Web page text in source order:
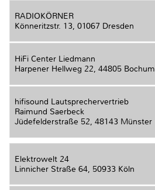
RADIOKÖRNER
Könneritzstr. 13, 01067 Dresden
HiFi Center Liedmann
Harpener Hellweg 22, 44805 Bochum
hifisound Lautsprechervertrieb
Raimund Saerbeck
Jüdefelderstraße 52, 48143 Münster
Elektrowelt 24
Linnicher Straße 64, 50933 Köln